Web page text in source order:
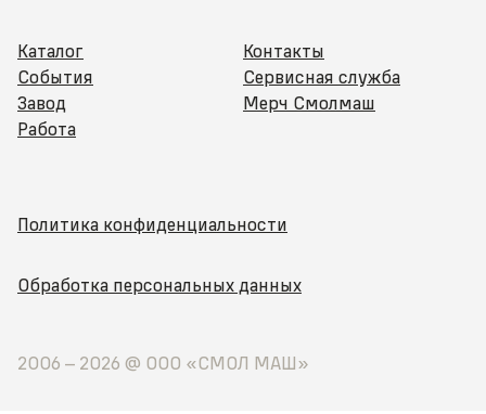
Каталог
События
Завод
Работа
Контакты
Сервисная служба
Мерч Смолмаш
Политика конфиденциальности
Обработка персональных данных
2006 – 2026 @ ООО «СМОЛ МАШ»